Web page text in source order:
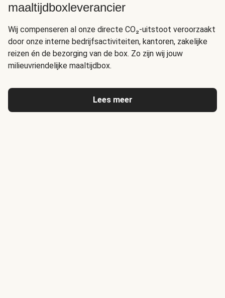
maaltijdboxleverancier
Wij compenseren al onze directe CO₂-uitstoot veroorzaakt
door onze interne bedrijfsactiviteiten, kantoren, zakelijke
reizen én de bezorging van de box. Zo zijn wij jouw
milieuvriendelijke maaltijdbox.
Lees meer